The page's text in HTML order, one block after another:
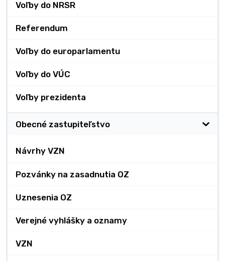
Voľby do NRSR
Referendum
Voľby do europarlamentu
Voľby do VÚC
Voľby prezidenta
Obecné zastupiteľstvo
Návrhy VZN
Pozvánky na zasadnutia OZ
Uznesenia OZ
Verejné vyhlášky a oznamy
VZN